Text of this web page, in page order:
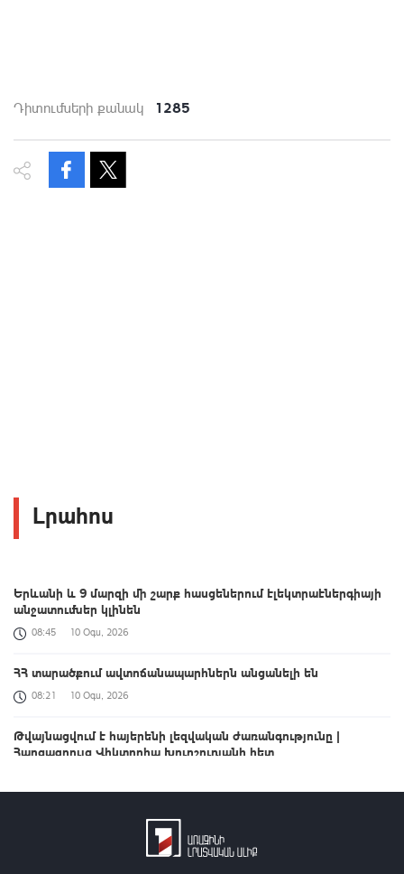
Դիտումների քանակ 1285
Լրահոս
Երևանի և 9 մարզի մի շարք հասցեներում էլեկտրաէներգիայի
անջատումներ կլինեն
08:45 10 Օգս, 2026
ՀՀ տարածքում ավտոճանապարհներն անցանելի են
08:21 10 Օգս, 2026
Թվայնացվում է հայերենի լեզվական ժառանգությունը |
Հարցազրույց Վիկտորիա Խուրշուդյանի հետ